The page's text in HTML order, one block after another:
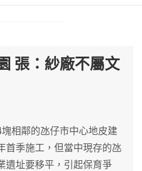
張：紗廠不屬文
塊相鄰的氹仔市中心地皮建
首季施工，但當中現存的氹
遺址要移平，引起保育爭